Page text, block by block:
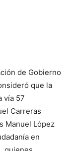
de Gobierno
que la
vía 57
Carreras
Manuel López
en